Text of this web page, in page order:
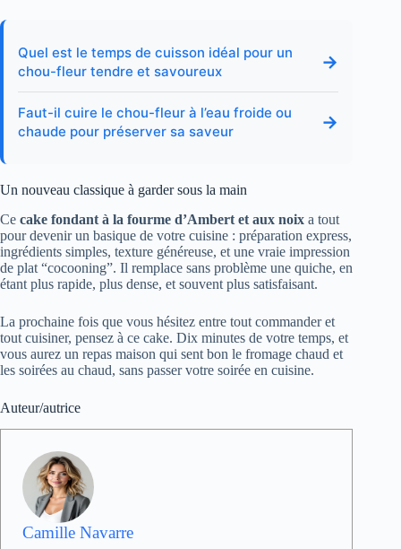
Quel est le temps de cuisson idéal pour un
chou-fleur tendre et savoureux
→
Faut-il cuire le chou-fleur à l’eau froide ou
chaude pour préserver sa saveur
→
Un nouveau classique à garder sous la main
Ce cake fondant à la fourme d’Ambert et aux noix a tout
pour devenir un basique de votre cuisine : préparation express,
ingrédients simples, texture généreuse, et une vraie impression
de plat “cocooning”. Il remplace sans problème une quiche, en
étant plus rapide, plus dense, et souvent plus satisfaisant.
La prochaine fois que vous hésitez entre tout commander et
tout cuisiner, pensez à ce cake. Dix minutes de votre temps, et
vous aurez un repas maison qui sent bon le fromage chaud et
les soirées au chaud, sans passer votre soirée en cuisine.
Auteur/autrice
Camille Navarre